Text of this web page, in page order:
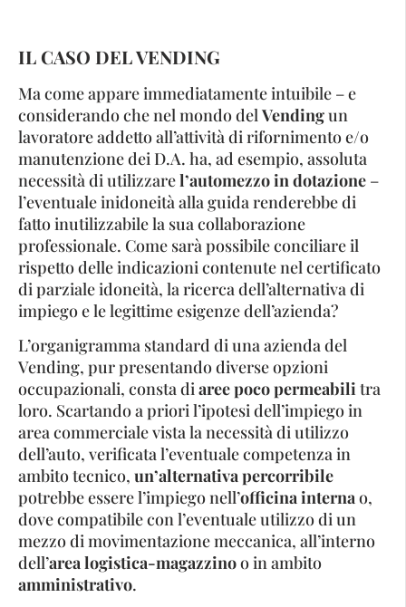
IL CASO DEL VENDING
Ma come appare immediatamente intuibile – e
considerando che nel mondo delVendingun
lavoratore addetto all’attività di rifornimento e/o
manutenzione dei D.A. ha, ad esempio, assoluta
necessità di utilizzarel’automezzo in dotazione –
l’eventuale inidoneità alla guida renderebbe di
fatto inutilizzabile la sua collaborazione
professionale. Come sarà possibile conciliare il
rispetto delle indicazioni contenute nel certificato
di parziale idoneità, la ricerca dell’alternativa di
impiego e le legittime esigenze dell’azienda?
L’organigramma standard di una azienda del
Vending, pur presentando diverse opzioni
occupazionali, consta diaree poco permeabilitra
loro. Scartando a priori l’ipotesi dell’impiego in
area commerciale vista la necessità di utilizzo
dell’auto, verificata l’eventuale competenza in
ambito tecnico, un’alternativa percorribile
potrebbe essere l’impiego nell’officina internao,
dove compatibile con l’eventuale utilizzo di un
mezzo di movimentazione meccanica, all’interno
dell’area logistica-magazzinoo in ambito
amministrativo.